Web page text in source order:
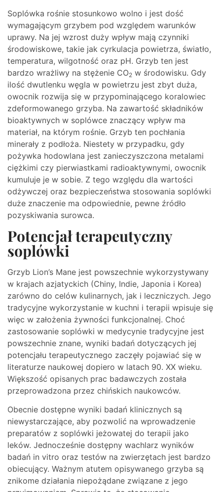
Soplówka rośnie stosunkowo wolno i jest dość
wymagającym grzybem pod względem warunków
uprawy. Na jej wzrost duży wpływ mają czynniki
środowiskowe, takie jak cyrkulacja powietrza, światło,
temperatura, wilgotność oraz pH. Grzyb ten jest
bardzo wrażliwy na stężenie CO2 w środowisku. Gdy
ilość dwutlenku węgla w powietrzu jest zbyt duża,
owocnik rozwija się w przypominającego koralowiec
zdeformowanego grzyba. Na zawartość składników
bioaktywnych w soplówce znaczący wpływ ma
materiał, na którym rośnie. Grzyb ten pochłania
minerały z podłoża. Niestety w przypadku, gdy
pożywka hodowlana jest zanieczyszczona metalami
ciężkimi czy pierwiastkami radioaktywnymi, owocnik
kumuluje je w sobie. Z tego względu dla wartości
odżywczej oraz bezpieczeństwa stosowania soplówki
duże znaczenie ma odpowiednie, pewne źródło
pozyskiwania surowca.
Potencjał terapeutyczny
soplówki
Grzyb Lion’s Mane jest powszechnie wykorzystywany
w krajach azjatyckich (Chiny, Indie, Japonia i Korea)
zarówno do celów kulinarnych, jak i leczniczych. Jego
tradycyjne wykorzystanie w kuchni i terapii wpisuje się
więc w założenia żywności funkcjonalnej. Choć
zastosowanie soplówki w medycynie tradycyjne jest
powszechnie znane, wyniki badań dotyczących jej
potencjału terapeutycznego zaczęły pojawiać się w
literaturze naukowej dopiero w latach 90. XX wieku.
Większość opisanych prac badawczych została
przeprowadzona przez chińskich naukowców.
Obecnie dostępne wyniki badań klinicznych są
niewystarczające, aby pozwolić na wprowadzenie
preparatów z soplówki jeżowatej do terapii jako
leków. Jednocześnie dostępny wachlarz wyników
badań in vitro oraz testów na zwierzętach jest bardzo
obiecujący. Ważnym atutem opisywanego grzyba są
znikome działania niepożądane związane z jego